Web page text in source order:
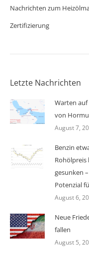
Nachrichten zum
Zertifizierung
Letzte Nachrichten
Warten
von
August 7,
Benzin
Rohölpreis
gesunken
Potenzial
August 6,
Neue
fallen
August 5,